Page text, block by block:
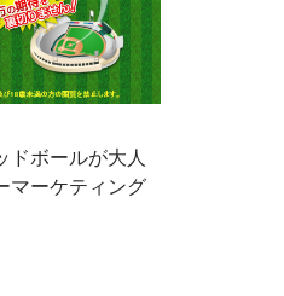
ドボールが大人
マーケティング